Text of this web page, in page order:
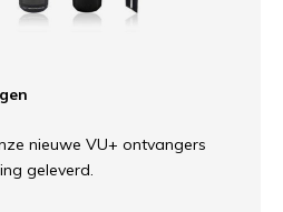
nieuwe VU+ ontvangers
geleverd.